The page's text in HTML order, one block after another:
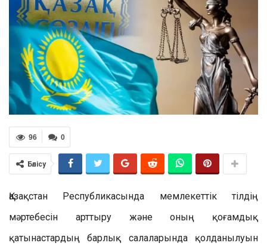
0
96
Бөлісу
Қазақстан Республикасында мемлекеттік тілдің
мәртебесін арттыру және оның қоғамдық
қатынастардың барлық салаларында қолданылуын